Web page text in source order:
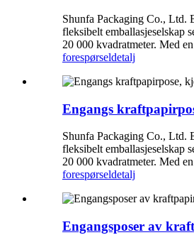
Shunfa Packaging Co., Ltd.
fleksibelt emballasjeselskap
20 000 kvadratmeter. Med
forespørseldetalj
Engangs
Shunfa Packaging Co., Ltd.
fleksibelt emballasjeselskap
20 000 kvadratmeter. Med
forespørseldetalj
Engangsposer av